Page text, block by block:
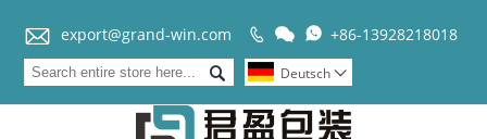
 export@grand-win.com    +86-13928218018
 Deutsch 